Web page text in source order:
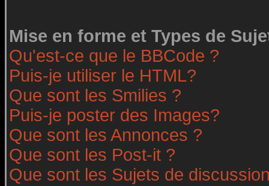
Mise en forme et Types de
Qu'est-ce que le BBCode ?
Puis-je utiliser le HTML?
Que sont les Smilies ?
Puis-je poster des Images?
Que sont les Annonces ?
Que sont les Post-it ?
Que sont les Sujets de